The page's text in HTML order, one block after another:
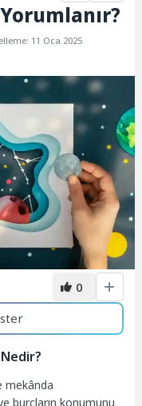
11 Oca 2025
0
mekânda
burçların konumunu